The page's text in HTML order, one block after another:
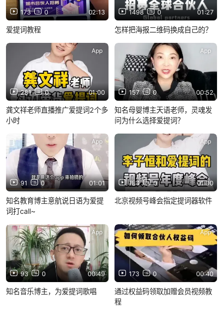
173 0 02:13
爱提词教程
1498 0 01:27
怎样把海报二维码换成自己的？
281 0 01:00
App
龚文祥老师直播推广爱提词2个多
小时
157 0 00:52
App
知名母婴博主天语老师，灵魂发
问为什么选择爱提词？
91 0 01:01
App
知名教育博主意航说日语为爱提
词打call~
184 0 01:00
App
北京视频号峰会指定提词器软件
93 0 00:49
App
知名音乐博主，为爱提词歌唱
173 0 00:40
App
通过权益码领取加赠会员视频教
程